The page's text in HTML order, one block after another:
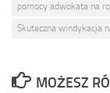
pomocy adwokata na
Skuteczna windykacja
MOŻESZ